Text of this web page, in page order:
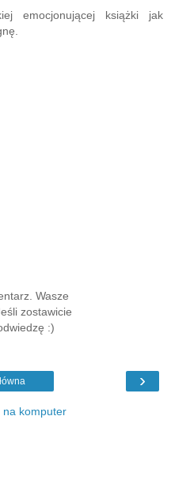
emocjonującej książki jak
Wasze
zostawicie
:)
›
na komputer